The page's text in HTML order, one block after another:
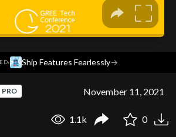
· Ship Features Fearlessly→
PRO November 11, 2021
1.1k 0